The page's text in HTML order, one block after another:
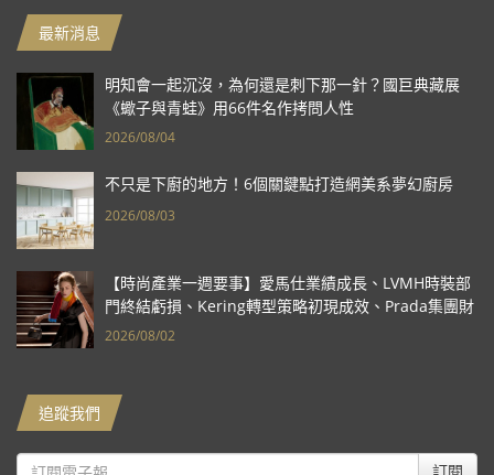
最新消息
明知會一起沉沒，為何還是刺下那一針？國巨典藏展
《蠍子與青蛙》用66件名作拷問人性
2026/08/04
不只是下廚的地方！6個關鍵點打造網美系夢幻廚房
2026/08/03
【時尚產業一週要事】愛馬仕業績成長、LVMH時裝部
門終結虧損、Kering轉型策略初現成效、Prada集團財
報亮眼
2026/08/02
追蹤我們